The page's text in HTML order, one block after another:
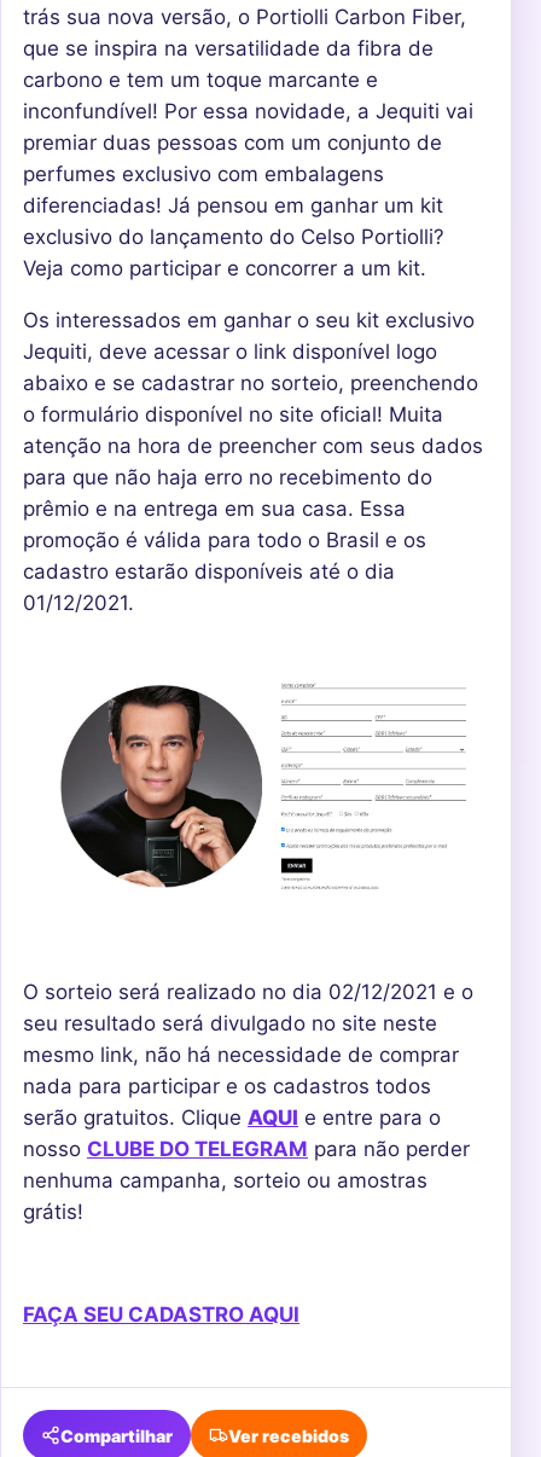
trás sua nova versão, o Portiolli Carbon Fiber,
que se inspira na versatilidade da fibra de
carbono e tem um toque marcante e
inconfundível! Por essa novidade, a Jequiti vai
premiar duas pessoas com um conjunto de
perfumes exclusivo com embalagens
diferenciadas! Já pensou em ganhar um kit
exclusivo do lançamento do Celso Portiolli?
Veja como participar e concorrer a um kit.
Os interessados em ganhar o seu kit exclusivo
Jequiti, deve acessar o link disponível logo
abaixo e se cadastrar no sorteio, preenchendo
o formulário disponível no site oficial! Muita
atenção na hora de preencher com seus dados
para que não haja erro no recebimento do
prêmio e na entrega em sua casa. Essa
promoção é válida para todo o Brasil e os
cadastro estarão disponíveis até o dia
01/12/2021.
O sorteio será realizado no dia 02/12/2021 e o
seu resultado será divulgado no site neste
mesmo link, não há necessidade de comprar
nada para participar e os cadastros todos
serão gratuitos. Clique AQUI e entre para o
nosso CLUBE DO TELEGRAM para não perder
nenhuma campanha, sorteio ou amostras
grátis!
FAÇA SEU CADASTRO AQUI
Compartilhar Ver recebidos